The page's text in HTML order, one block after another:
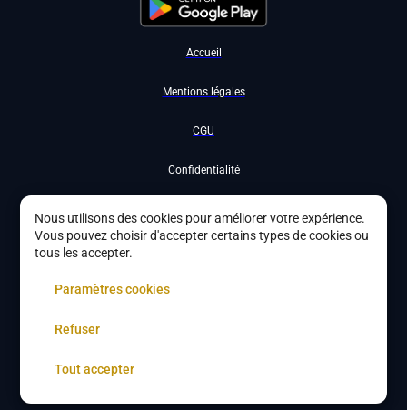
Accueil
Mentions légales
CGU
Confidentialité
Nous utilisons des cookies pour améliorer votre expérience.
Vous pouvez choisir d'accepter certains types de cookies ou
tous les accepter.
Paramètres cookies
Refuser
Tout accepter